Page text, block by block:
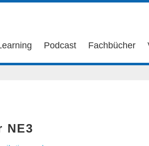
Podcast Fachbücher
NE3